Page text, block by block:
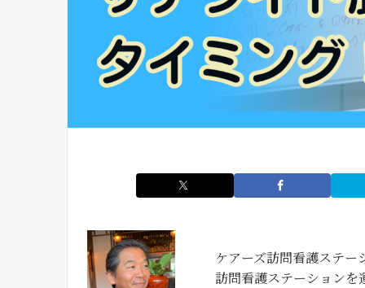
ケアーズ訪問看護ステー
訪問看護ステーションを